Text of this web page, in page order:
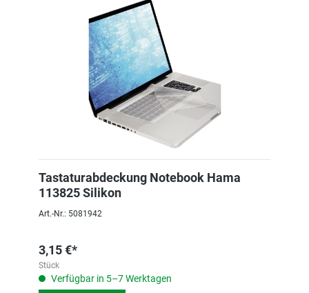
Tastaturabdeckung Notebook Hama
113825 Silikon
Art.-Nr.: 5081942
3,15 €*
Stück
Verfügbar in 5–7 Werktagen